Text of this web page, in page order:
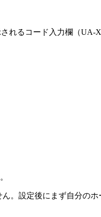
れるコード入力欄（
。設定後にまず自分の